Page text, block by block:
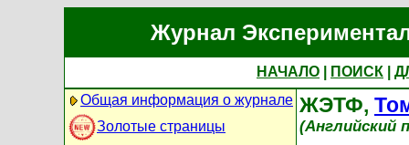
Журнал
НАЧАЛО ПОИСК
Общая информация о журнале
Золотые страницы
ЖЭТФ,
(Английский